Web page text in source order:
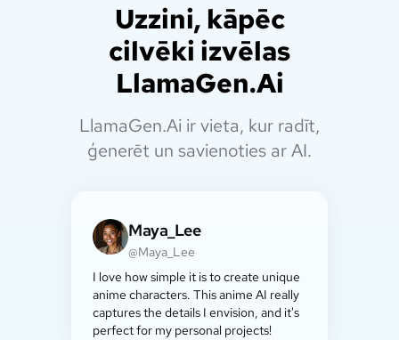
Uzzini, kāpēc
cilvēki izvēlas
LlamaGen.Ai
LlamaGen.Ai ir vieta, kur radīt,
ģenerēt un savienoties ar AI.
Maya_Lee
@Maya_Lee
I love how simple it is to create unique
anime characters. This anime AI really
captures the details I envision, and it's
perfect for my personal projects!